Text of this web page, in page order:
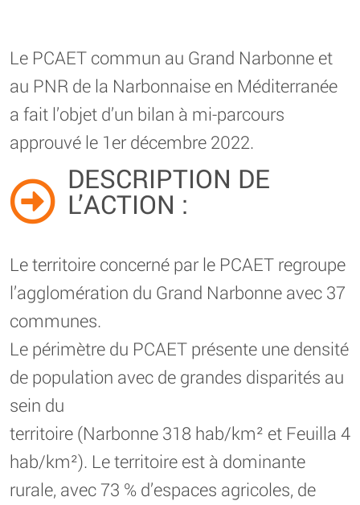
Le PCAET commun au Grand Narbonne et
au PNR de la Narbonnaise en Méditerranée
a fait l’objet d’un bilan à mi-parcours
approuvé le 1er décembre 2022.
DESCRIPTION DE
L’ACTION :
Le territoire concerné par le PCAET regroupe
l’agglomération du Grand Narbonne avec 37
communes.
Le périmètre du PCAET présente une densité
de population avec de grandes disparités au
sein du
territoire (Narbonne 318 hab/km² et Feuilla 4
hab/km²). Le territoire est à dominante
rurale, avec 73 % d’espaces agricoles, de